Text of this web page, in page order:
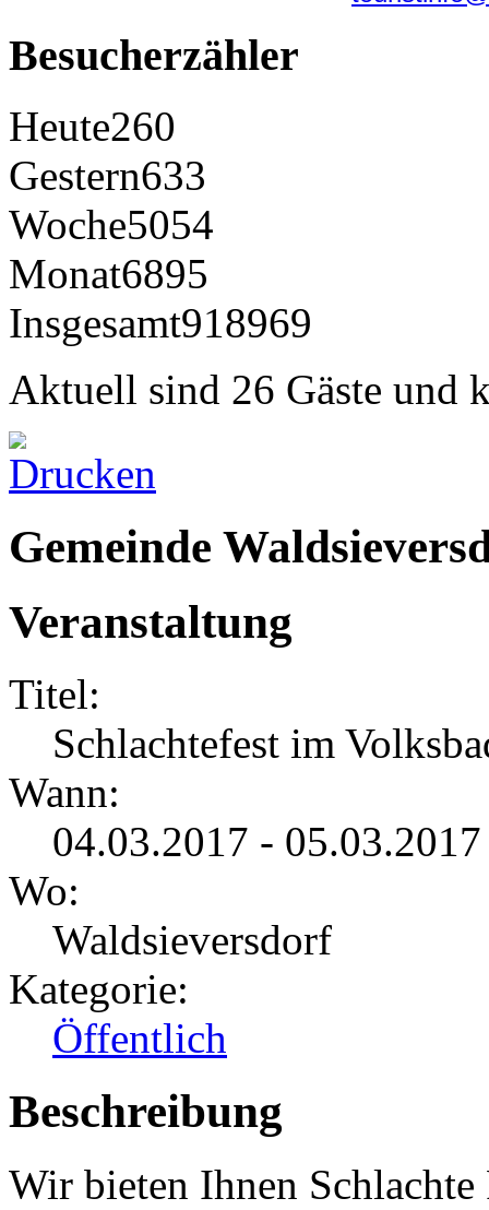
Besucherzähler
Heute260
Gestern633
Woche5054
Monat6895
Insgesamt918969
Aktuell sind 26 Gäste und
Gemeinde
Veranstaltung
Titel:
Schlachtefest im
Wann:
04.03.2017 -
Wo:
Waldsieversdorf
Kategorie:
Öffentlich
Beschreibung
Wir bieten Ihnen